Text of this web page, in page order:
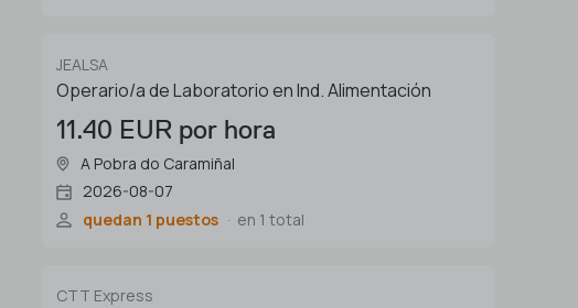
JEALSA
Operario/a de Laboratorio en Ind. Alimentación
11.40 EUR por hora
A Pobra do Caramiñal
2026-08-07
quedan 1 puestos
en 1 total
CTT Express